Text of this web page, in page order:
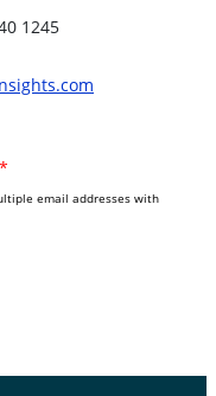
1245
*
email addresses with